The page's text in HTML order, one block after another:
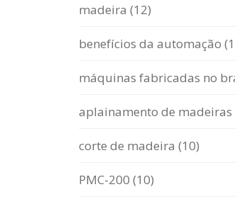
madeira (12)
benefícios da automação
máquinas fabricadas no
aplainamento de madeiras
corte de madeira (10)
PMC-200 (10)